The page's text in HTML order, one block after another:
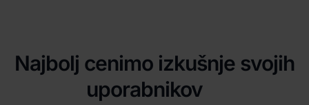
Najbolj cenimo izkušnje svojih
uporabnikov